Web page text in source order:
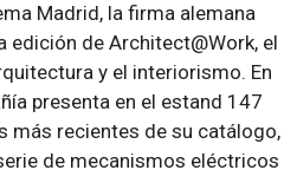
Madrid, la firma alemana
edición de Architect@Work, el
y el interiorismo. En
presenta en el estand 147
más recientes de su catálogo,
de mecanismos eléctricos